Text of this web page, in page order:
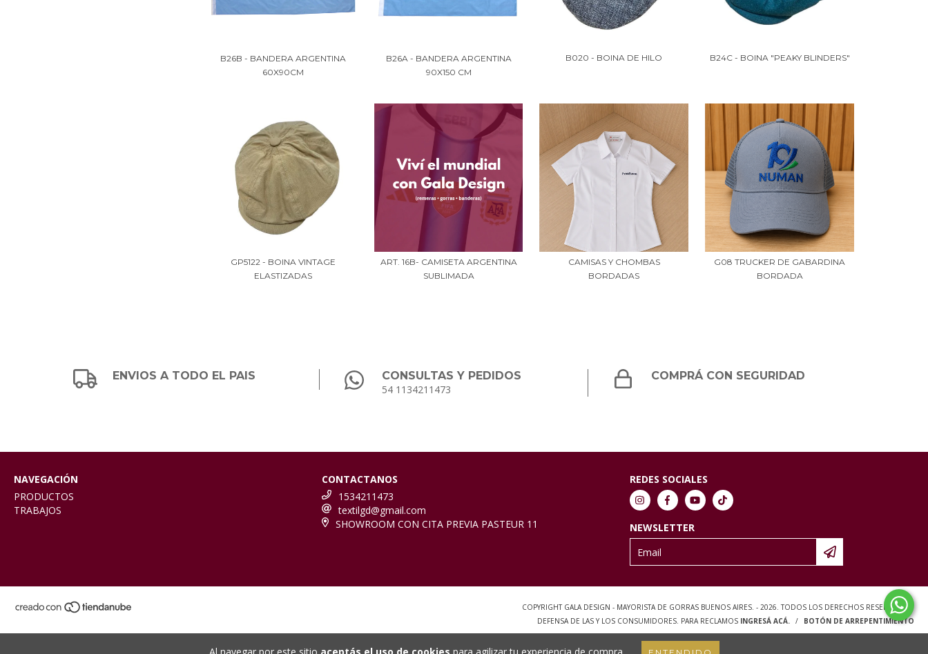
B26B - BANDERA ARGENTINA
60X90CM
B26A - BANDERA ARGENTINA
90X150 CM
B020 - BOINA DE HILO B24C - BOINA "PEAKY BLINDERS"
GP5122 - BOINA VINTAGE
ELASTIZADAS
ART. 16B- CAMISETA ARGENTINA
SUBLIMADA
CAMISAS Y CHOMBAS
BORDADAS
G08 TRUCKER DE GABARDINA
BORDADA
ENVIOS A TODO EL PAIS
CONSULTAS Y PEDIDOS
54 1134211473
COMPRÁ CON SEGURIDAD
NAVEGACIÓN
PRODUCTOS
TRABAJOS
CONTACTANOS
1534211473
textilgd@gmail.com
SHOWROOM CON CITA PREVIA PASTEUR 11
REDES SOCIALES
NEWSLETTER
COPYRIGHT GALA DESIGN - MAYORISTA DE GORRAS BUENOS AIRES. - 2026. TODOS LOS DERECHOS RESERVADOS.
DEFENSA DE LAS Y LOS CONSUMIDORES. PARA RECLAMOS INGRESÁ ACÁ. / BOTÓN DE ARREPENTIMIENTO